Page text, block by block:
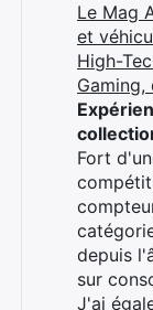
Le Mag
et
High-
Gaming,
Fort
depuis
sur
J'ai